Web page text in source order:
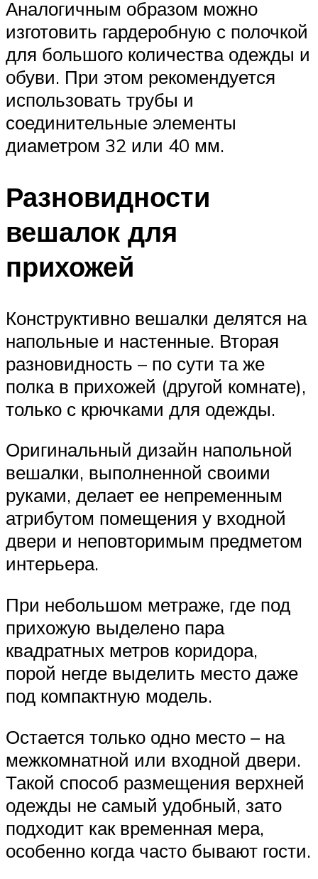
Аналогичным образом можно
изготовить гардеробную с полочкой
для большого количества одежды и
обуви. При этом рекомендуется
использовать трубы и
соединительные элементы
диаметром 32 или 40 мм.
Разновидности
вешалок для
прихожей
Конструктивно вешалки делятся на
напольные и настенные. Вторая
разновидность – по сути та же
полка в прихожей (другой комнате),
только с крючками для одежды.
Оригинальный дизайн напольной
вешалки, выполненной своими
руками, делает ее непременным
атрибутом помещения у входной
двери и неповторимым предметом
интерьера.
При небольшом метраже, где под
прихожую выделено пара
квадратных метров коридора,
порой негде выделить место даже
под компактную модель.
Остается только одно место – на
межкомнатной или входной двери.
Такой способ размещения верхней
одежды не самый удобный, зато
подходит как временная мера,
особенно когда часто бывают гости.